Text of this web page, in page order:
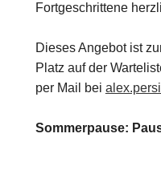
Fortgeschrittene
Dieses Angebot ist
Platz auf der
per Mail bei
Sommerpause: